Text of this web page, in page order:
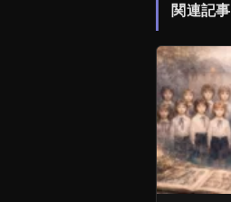
関連記事